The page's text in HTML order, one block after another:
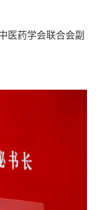
医药学会联合会副